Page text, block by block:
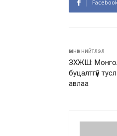
өмнөх нийтлэл
ЗХЖШ:
буцалтгүй
авлаа